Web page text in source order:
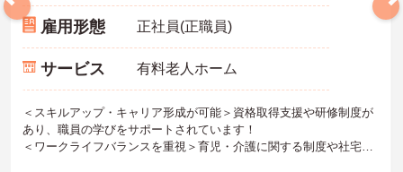
雇用形態 正社員(正職員)
サービス 有料老人ホーム
＜スキルアップ・キャリア形成が可能＞資格取得支援や研修制度が
あり、職員の学びをサポートされています！
＜ワークライフバランスを重視＞育児・介護に関する制度や社宅制